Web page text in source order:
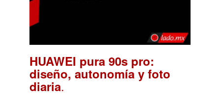
HUAWEI pura 90s pro:
diseño, autonomía y foto
diaria.